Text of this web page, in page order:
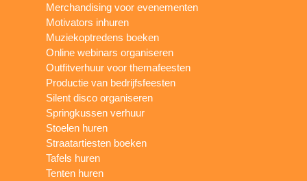
Merchandising voor evenementen
Motivators inhuren
Muziekoptredens boeken
Online webinars organiseren
Outfitverhuur voor themafeesten
Productie van bedrijfsfeesten
Silent disco organiseren
Springkussen verhuur
Stoelen huren
Straatartiesten boeken
Tafels huren
Tenten huren